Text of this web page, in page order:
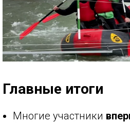
Главные итоги
Многие участники